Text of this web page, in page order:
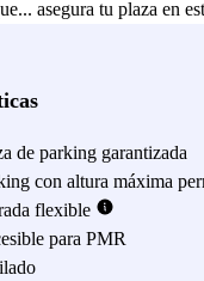
asegura tu plaza en
tendrás la seguridad de
de parking garantizada
con altura máxima
flexible
para PMR